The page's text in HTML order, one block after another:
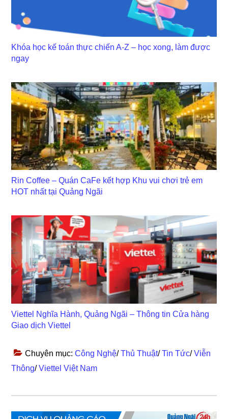
Khóa học kế toán thực chiến A-Z – học xong, làm được
ngay
Rin Coffee – Quán CaFe kết hợp Khu vui chơi trẻ em
HOT nhất tại Quảng Ngãi
Viettel Nghĩa Hành, Quảng Ngãi – Thông tin Cửa hàng
Giao dịch Viettel
Chuyên mục:Công Nghệ/Thủ Thuật/Tin Tức/Viễn
Thông/Viettel Việt Nam